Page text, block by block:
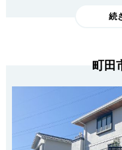
続
町田